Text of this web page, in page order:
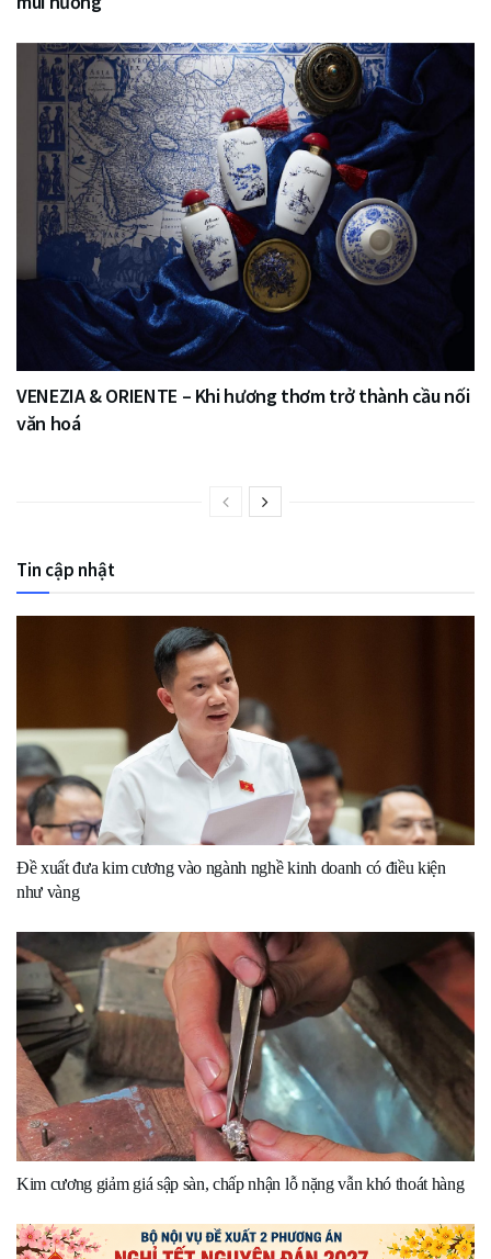
VENEZIA & ORIENTE – Khi hương thơm trở thành cầu nối
văn hoá
Tin cập nhật
Đề xuất đưa kim cương vào ngành nghề kinh doanh có điều kiện
như vàng
Kim cương giảm giá sập sàn, chấp nhận lỗ nặng vẫn khó thoát hàng